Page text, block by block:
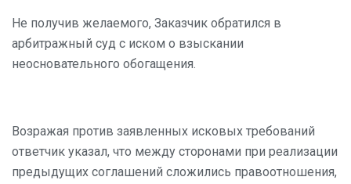
Не получив желаемого, Заказчик обратился в
арбитражный суд с иском о взыскании
неосновательного обогащения.
Возражая против заявленных исковых требований
ответчик указал, что между сторонами при реализации
предыдущих соглашений сложились правоотношения,